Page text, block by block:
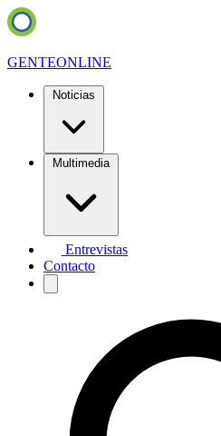
GENTEONLINE
Noticias
Multimedia
Entrevistas
Contacto